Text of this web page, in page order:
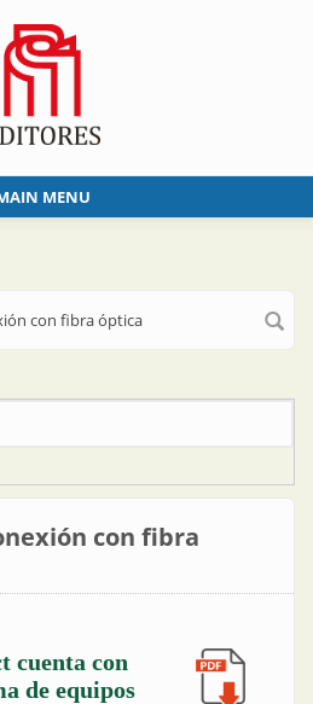
MENU
con fibra óptica
con fibra
cuenta con
de equipos